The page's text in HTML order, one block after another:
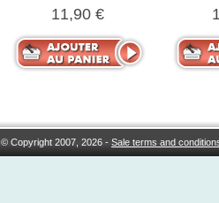
11,90 €
© Copyright 2007, 2026 -Sale terms and